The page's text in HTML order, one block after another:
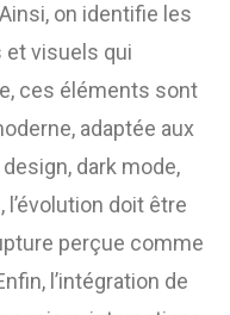
on identifie les
et visuels qui
ces éléments sont
adaptée aux
dark mode,
doit être
perçue comme
l’intégration de